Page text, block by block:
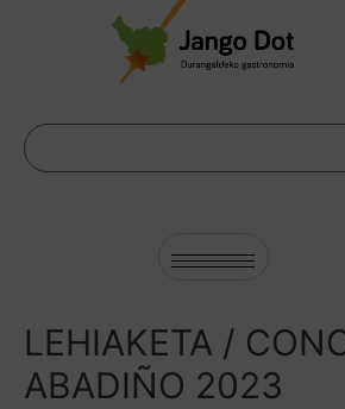
LEHIAKETA /
ABADIÑO 2023